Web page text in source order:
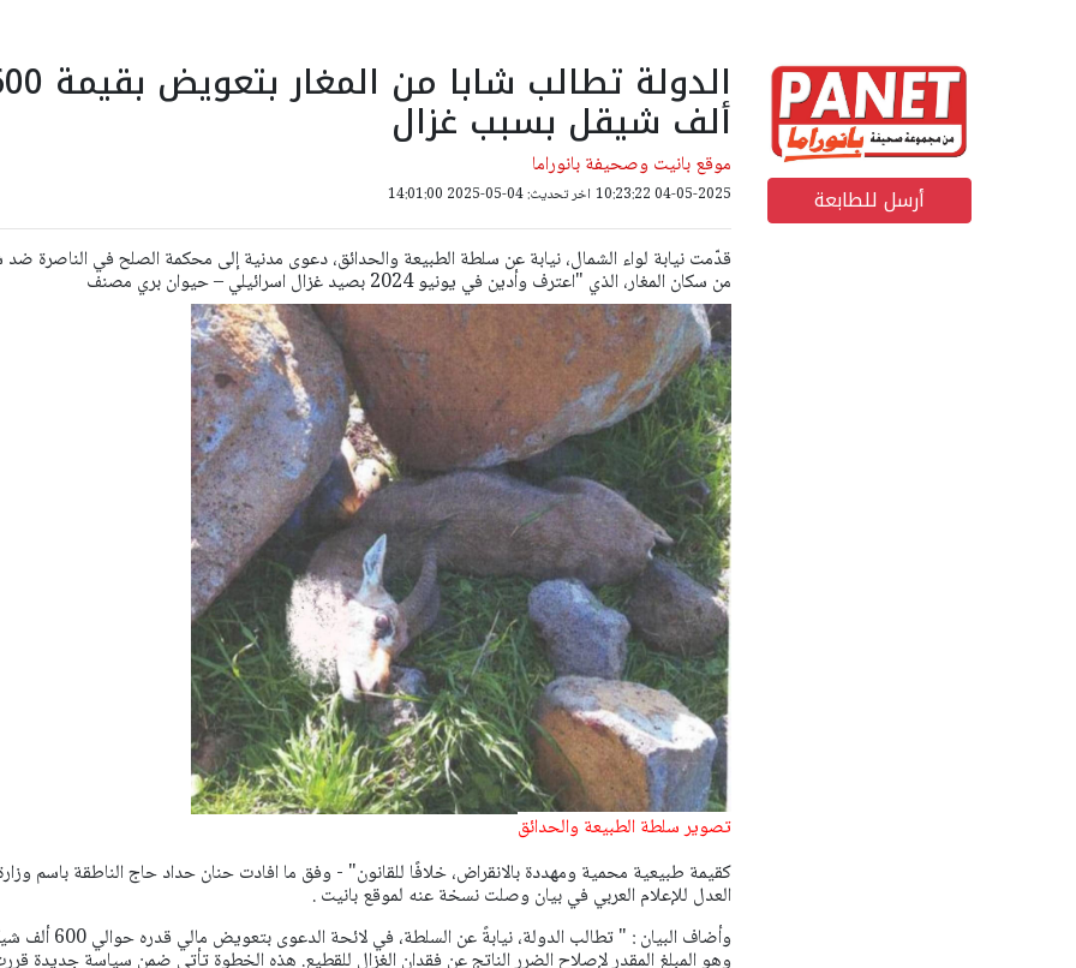
أرسل للطابعة
الدولة تطالب شابا من
ألف شيقل بسبب غزال
موقع بانيت وصحيفة بانوراما
04-05-2025 10:23:22 اخر تحديث: 04-05-2025 14:01:00
قدّمت نيابة لواء الشمال، نيابة عن سلطة الطبيعة والحدائق، دعوى مدنية إلى محكمة الصلح في الناصرة
من سكان المغار، الذي "اعترف وأدين في يونيو 2024 بصيد غزال اسرائيلي – حيوان بري مصنف
تصوير سلطة الطبيعة والحدائق
كقيمة طبيعية محمية ومهددة بالانقراض، خلافًا للقانون" - وفق ما افادت حنان حداد حاجالناطقة باسم
العدل للإعلام العربي في بيان وصلت نسخة عنه لموقع بانيت .
وأضاف البيان : " تطالب الدولة، نيابةً عن السلطة، في لائحة
وهو المبلغ المقدر لإصلاح الضرر الناتج عن فقدان الغزال للقطيع. هذه الخطوة تأتي ضمن سياسة جديدة